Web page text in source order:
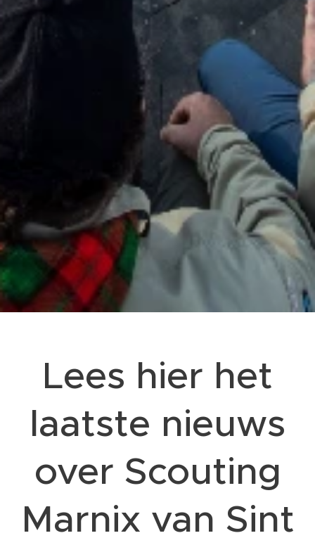
Lees hier het
laatste nieuws
over Scouting
Marnix van Sint